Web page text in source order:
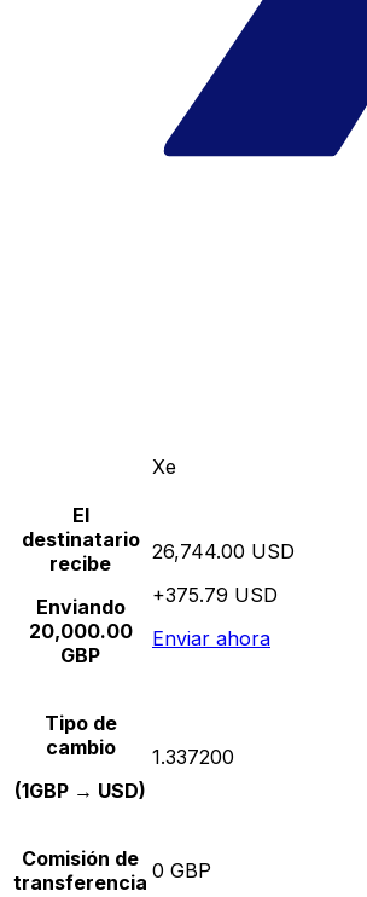
Xe
El
destinatario
recibe
Enviando
20,000.00
GBP
26,744.00 USD
+375.79 USD
Enviar ahora
Tipo de
cambio
(1GBP → USD)
1.337200
Comisión de
transferencia 0 GBP